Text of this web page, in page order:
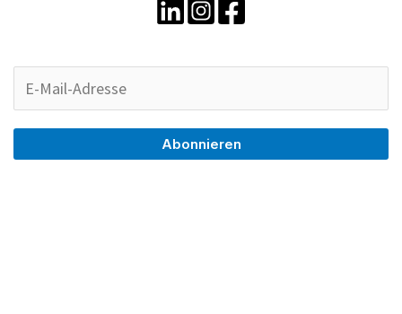
Abonnieren